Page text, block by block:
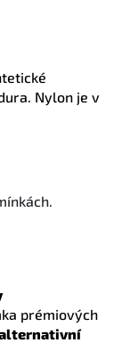
Nylon je v
prémiových